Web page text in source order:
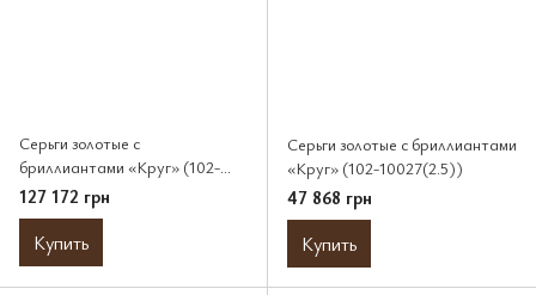
Серьги золотые с
бриллиантами «Круг» (102-
10012/1(3.7))
127 172 грн
Купить
Серьги золотые с бриллиантами
«Круг» (102-10027(2.5))
47 868 грн
Купить